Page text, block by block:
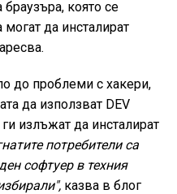
която се
могат да инсталират
до проблеми с хакери,
да използват DEV
излъжат да инсталират
потребители са
софтуер в техния
казва в блог